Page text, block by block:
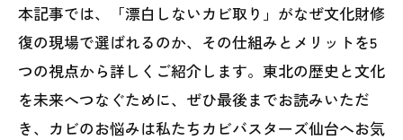
本記事では、「漂白しないカビ取り」がなぜ文化財修
復の現場で選ばれるのか、その仕組みとメリットを5
つの視点から詳しくご紹介します。東北の歴史と文化
を未来へつなぐために、ぜひ最後までお読みいただ
き、カビのお悩みは私たちカビバスターズ仙台へお気